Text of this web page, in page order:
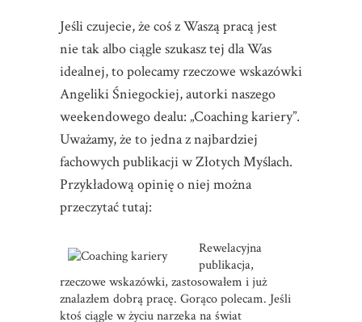
Jeśli czujecie, że coś z Waszą pracą jest
nie tak albo ciągle szukasz tej dla Was
idealnej, to polecamy rzeczowe wskazówki
Angeliki Śniegockiej, autorki naszego
weekendowego dealu: „Coaching kariery”.
Uważamy, że to jedna z najbardziej
fachowych publikacji w Złotych Myślach.
Przykładową opinię o niej można
przeczytać tutaj:
Rewelacyjna
publikacja,
rzeczowe wskazówki, zastosowałem i już
znalazłem dobrą pracę. Gorąco polecam. Jeśli
ktoś ciągle w życiu narzeka na świat